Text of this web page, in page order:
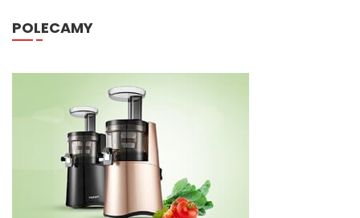
POLECAMY